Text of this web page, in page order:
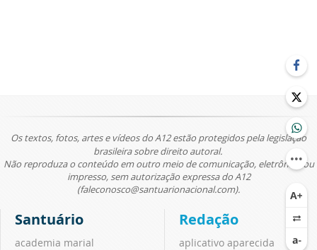
Os textos, fotos, artes e vídeos do A12 estão protegidos pela legislação
brasileira sobre direito autoral.
Não reproduza o conteúdo em outro meio de comunicação, eletrônico ou
impresso, sem autorização expressa do A12
(faleconosco@santuarionacional.com).
Santuário
academia marial
Redação
aplicativo aparecida